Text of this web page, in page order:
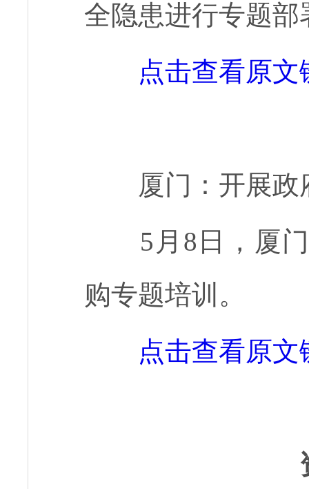
全隐患进行专题部
点击查看原文
厦门：开展
5月8日，厦
购专题培训。
点击查看原文